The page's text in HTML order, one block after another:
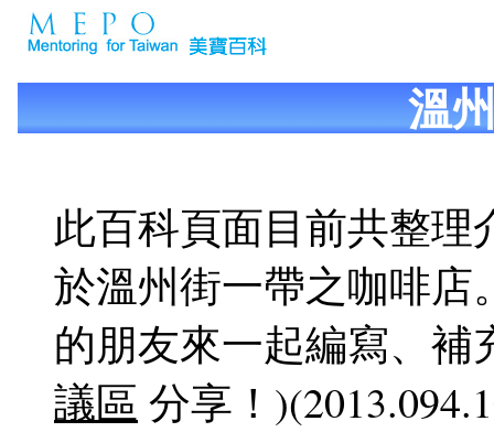
溫
此百科頁面目前共整理
於溫州街一帶之咖啡店
的朋友來一起編寫、
議區 分享！